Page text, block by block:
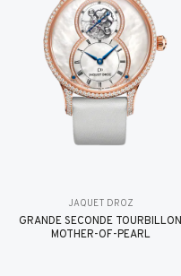
JAQUET DROZ
GRANDE SECONDE TOURBILLON
MOTHER-OF-PEARL